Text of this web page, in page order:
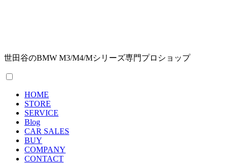
世田谷のBMW M3/M4/Mシリーズ専門プロショップ
HOME
STORE
SERVICE
Blog
CAR SALES
BUY
COMPANY
CONTACT